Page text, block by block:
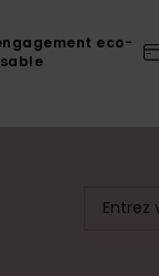
eco-